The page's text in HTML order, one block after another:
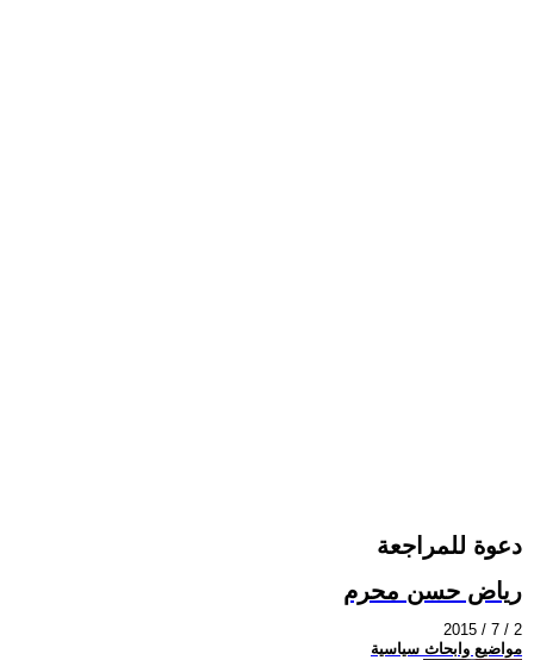
دعوة للمراجعة
رياض حسن محرم
2015 / 7 / 2
مواضيع وابحاث سياسية